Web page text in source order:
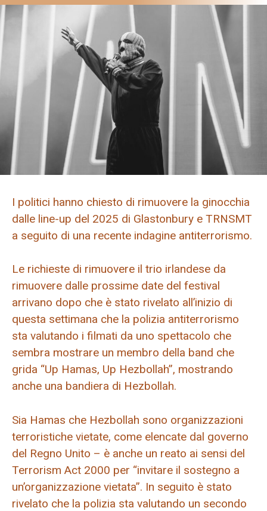
I politici hanno chiesto di rimuovere la ginocchia
dalle line-up del 2025 di Glastonbury e TRNSMT
a seguito di una recente indagine antiterrorismo.
Le richieste di rimuovere il trio irlandese da
rimuovere dalle prossime date del festival
arrivano dopo che è stato rivelato all’inizio di
questa settimana che la polizia antiterrorismo
sta valutando i filmati da uno spettacolo che
sembra mostrare un membro della band che
grida “Up Hamas, Up Hezbollah”, mostrando
anche una bandiera di Hezbollah.
Sia Hamas che Hezbollah sono organizzazioni
terroristiche vietate, come elencate dal governo
del Regno Unito – è anche un reato ai sensi del
Terrorism Act 2000 per “invitare il sostegno a
un’organizzazione vietata”. In seguito è stato
rivelato che la polizia sta valutando un secondo